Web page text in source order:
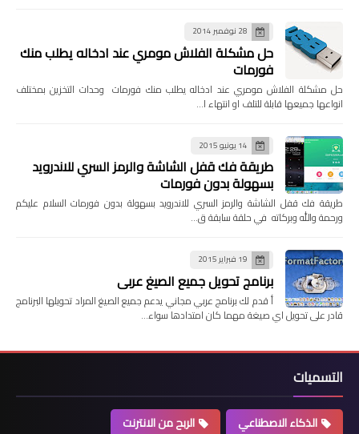
28 نوفمبر 2014
حل مشكلة الفلاش مومري عند ادخاله يطلب منك
فورمات
حل مشكلة الفلاش مومري عند ادخاله يطلب منك فورمات وحدات التخزين بمختلف
انواعها جميعها قابلة للتلف او انتهاء ا…
14 يونيو 2015
طريقة فك قفل الشاشة والرمز السري للاندرويد
بسهولة بدون فورمات
طريقة فك قفل الشاشة والرمز السري للاندرويد بسهولة بدون فورمات السلام عليكم
ورحمة والله وبركاته في حلقة سابقة ق…
19 فبراير 2015
برنامج تحويل جميع الصيغ عربي
أ قدم لك برنامج عربي مجاني يدعم جميع الصيغ المراد تحويلها البرنامج
قادر على تحويل اي صيغة مهما كان امتدادها سواء…
التسميات
الذكاء الاصطناعي
الربح من الانترنت